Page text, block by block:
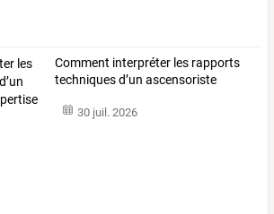
Comment interpréter les rapports
techniquesd’un ascensoriste
30 juil. 2026